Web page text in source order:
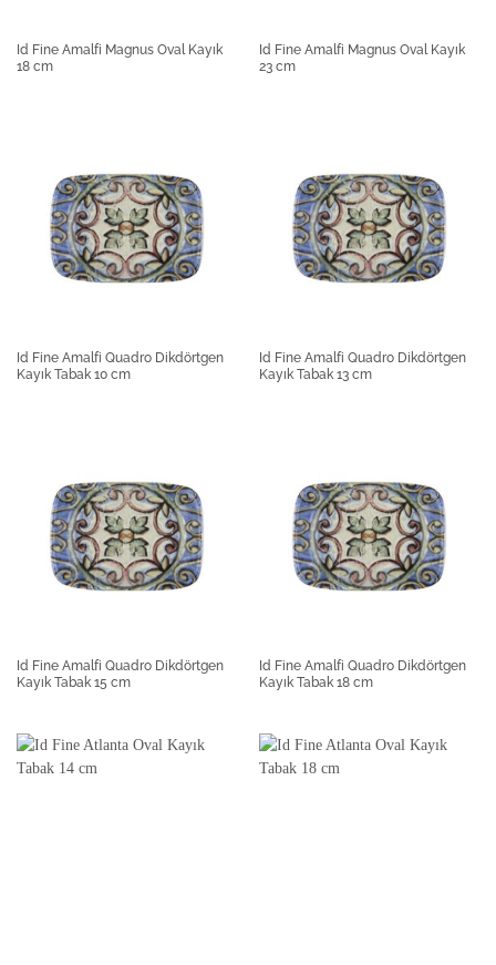
Id Fine Amalfi Magnus Oval Kayık
18 cm
Id Fine Amalfi Magnus Oval Kayık
23 cm
Id Fine Amalfi Quadro Dikdörtgen
Kayık Tabak 10 cm
Id Fine Amalfi Quadro Dikdörtgen
Kayık Tabak 13 cm
Id Fine Amalfi Quadro Dikdörtgen
Kayık Tabak 15 cm
Id Fine Amalfi Quadro Dikdörtgen
Kayık Tabak 18 cm